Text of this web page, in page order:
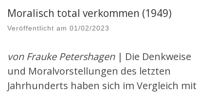
Moralisch total verkommen (1949)
Veröffentlicht am 01/02/2023
von Frauke Petershagen| Die Denkweise
und Moralvorstellungen des letzten
Jahrhunderts haben sich im Vergleich mit